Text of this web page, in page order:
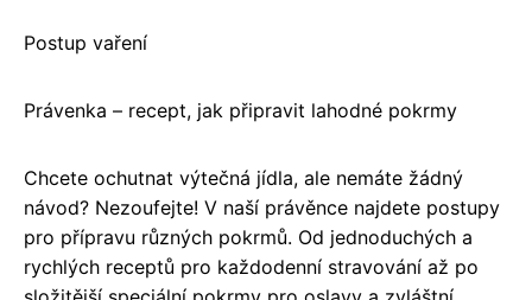
Postup vaření
Právenka – recept, jak připravit lahodné pokrmy
Chcete ochutnat výtečná jídla, ale nemáte žádný
návod? Nezoufejte! V naší právěnce najdete postupy
pro přípravu různých pokrmů. Od jednoduchých a
rychlých receptů pro každodenní stravování až po